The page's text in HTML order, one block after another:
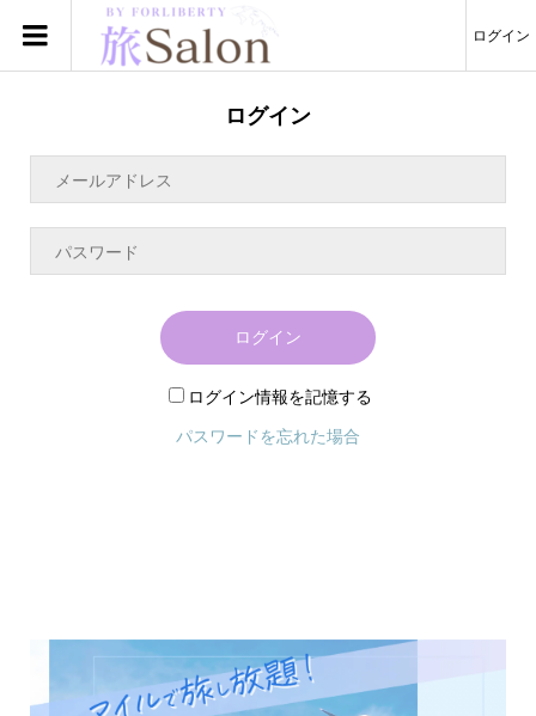
ログイン
ログイン
ログイン
ログイン情報を記憶する
パスワードを忘れた場合